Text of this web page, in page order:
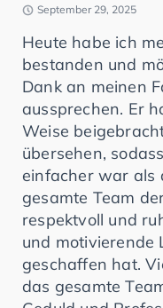
September 29, 2025
Heute habe ich
bestanden und
Dank an meinen
aussprechen. Er
Weise
übersehen,
einfacher war als
gesamte Team
respektvoll und
und motivierende
geschaffen hat.
das gesamte